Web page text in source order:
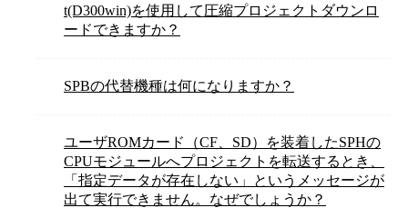
t(D300win)を使用して圧縮プロジェクトダウンロ
ードできますか？
SPBの代替機種は何になりますか？
ユーザROMカード（CF、SD）を装着したSPHの
CPUモジュールへプロジェクトを転送するとき、
「指定データが存在しない」というメッセージが
出て実行できません。なぜでしょうか？